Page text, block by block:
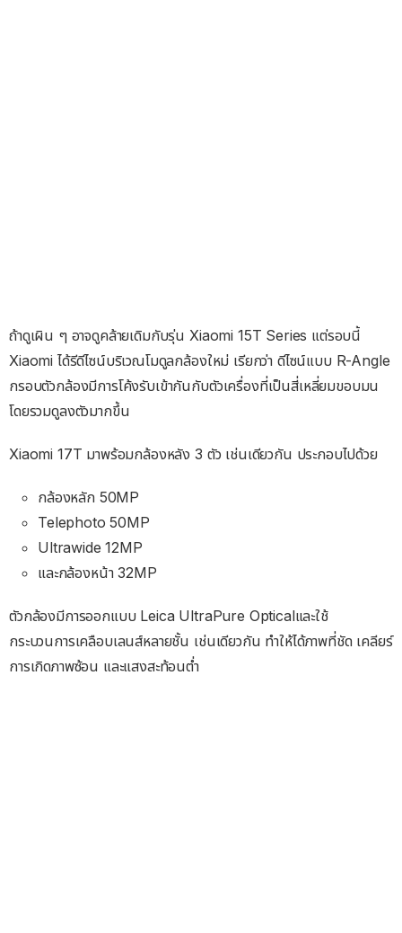
ถ้าดูเผิน ๆ อาจดูคล้ายเดิมกับรุ่น Xiaomi 15T Series แต่รอบนี้
Xiaomi ได้รีดีไซน์บริเวณโมดูลกล้องใหม่ เรียกว่า ดีไซน์แบบ R-Angle
กรอบตัวกล้องมีการโค้งรับเข้ากันกับตัวเครื่องที่เป็นสี่เหลี่ยมขอบมน
โดยรวมดูลงตัวมากขึ้น
Xiaomi 17T มาพร้อมกล้องหลัง 3 ตัว เช่นเดียวกัน ประกอบไปด้วย
กล้องหลัก 50MP
Telephoto 50MP
Ultrawide 12MP
และกล้องหน้า 32MP
ตัวกล้องมีการออกแบบ Leica UltraPure Opticalและใช้
กระบวนการเคลือบเลนส์หลายชั้น เช่นเดียวกัน ทำให้ได้ภาพที่ชัด เคลียร์
การเกิดภาพซ้อน และแสงสะท้อนต่ำ